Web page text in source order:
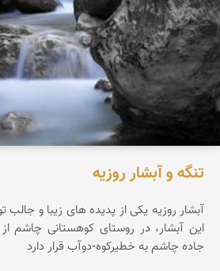
تنگه و آبشار روزیه
آبشار روزيه يکی از پديده های زيبا و
اين آبشار، در روستای کوهستانی چاشم
جاده چاشم به خطیرکوه-دوآب قرار دارد